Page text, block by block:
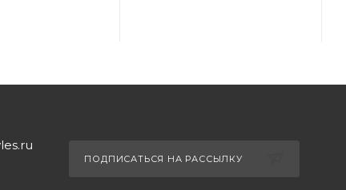
ПОДПИСАТЬСЯ НА РАССЫЛКУ